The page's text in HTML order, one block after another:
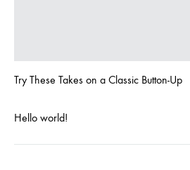
Try These Takes on a Classic Button-Up
Hello world!